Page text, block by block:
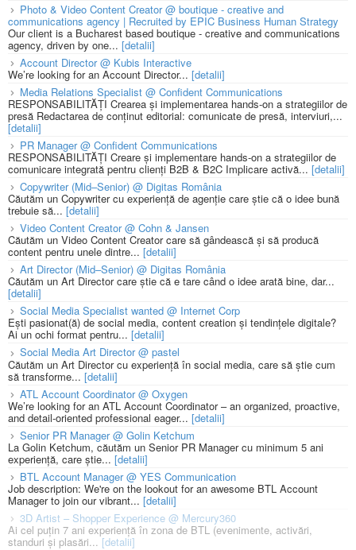
Photo & Video Content Creator @ boutique - creative and
communications agency | Recruited by EPIC Business Human Strategy
Our client is a Bucharest based boutique - creative and communications
agency, driven by one... [detalii]
Account Director @ Kubis Interactive
We’re looking for an Account Director... [detalii]
Media Relations Specialist @ Confident Communications
RESPONSABILITĂȚI Crearea și implementarea hands-on a strategiilor de
presă Redactarea de conținut editorial: comunicate de presă, interviuri,...
[detalii]
PR Manager @ Confident Communications
RESPONSABILITĂȚI Creare și implementare hands-on a strategiilor de
comunicare integrată pentru clienți B2B & B2C Implicare activă... [detalii]
Copywriter (Mid–Senior) @ Digitas România
Căutăm un Copywriter cu experiență de agenție care știe că o idee bună
trebuie să... [detalii]
Video Content Creator @ Cohn & Jansen
Căutăm un Video Content Creator care să gândească și să producă
content pentru unele dintre... [detalii]
Art Director (Mid–Senior) @ Digitas România
Căutăm un Art Director care știe că e tare când o idee arată bine, dar...
[detalii]
Social Media Specialist wanted @ Internet Corp
Ești pasionat(ă) de social media, content creation și tendințele digitale?
Ai un ochi format pentru... [detalii]
Social Media Art Director @ pastel
Căutăm un Art Director cu experiență în social media, care să știe cum
să transforme... [detalii]
ATL Account Coordinator @ Oxygen
We’re looking for an ATL Account Coordinator – an organized, proactive,
and detail-oriented professional eager... [detalii]
Senior PR Manager @ Golin Ketchum
La Golin Ketchum, căutăm un Senior PR Manager cu minimum 5 ani
experiență, care știe... [detalii]
BTL Account Manager @ YES Communication
Job description: We're on the lookout for an awesome BTL Account
Manager to join our vibrant... [detalii]
3D Artist – Shopper Experience @ Mercury360
Ai cel puțin 7 ani experiență în zona de BTL (evenimente, activări,
standuri și plasări...[detalii]